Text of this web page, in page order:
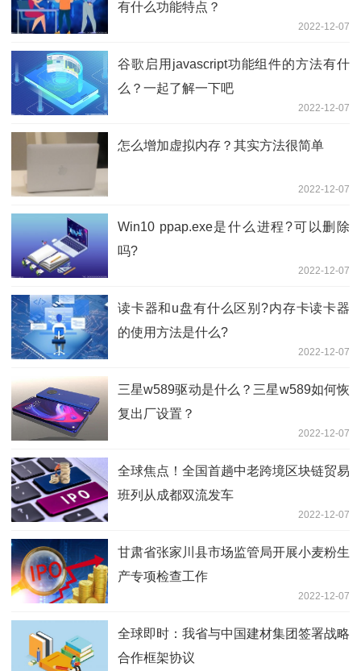
有什么功能特点？
2022-12-07
谷歌启用javascript功能组件的方法有什
么？一起了解一下吧
2022-12-07
怎么增加虚拟内存？其实方法很简单
2022-12-07
Win10 ppap.exe是什么进程?可以删除
吗?
2022-12-07
读卡器和u盘有什么区别?内存卡读卡器
的使用方法是什么?
2022-12-07
三星w589驱动是什么？三星w589如何恢
复出厂设置？
2022-12-07
全球焦点！全国首趟中老跨境区块链贸易
班列从成都双流发车
2022-12-07
甘肃省张家川县市场监管局开展小麦粉生
产专项检查工作
2022-12-07
全球即时：我省与中国建材集团签署战略
合作框架协议